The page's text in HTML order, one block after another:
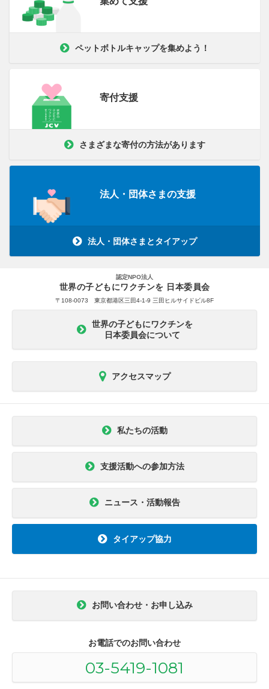
ペットボトルキャップを集めよう！
寄付支援
さまざまな寄付の方法があります
法人・団体さまの支援
法人・団体さまとタイアップ
認定NPO法人
世界の子どもにワクチンを 日本委員会
〒108-0073 東京都港区三田4-1-9 三田ヒルサイドビル8F
世界の子どもにワクチンを
日本委員会について
アクセスマップ
私たちの活動
支援活動への参加方法
ニュース・活動報告
タイアップ協力
お問い合わせ・お申し込み
お電話でのお問い合わせ
03-5419-1081